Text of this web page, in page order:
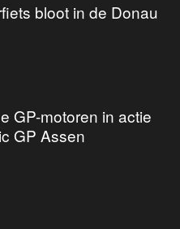
bloot in de Donau
GP-motoren in actie
GP Assen